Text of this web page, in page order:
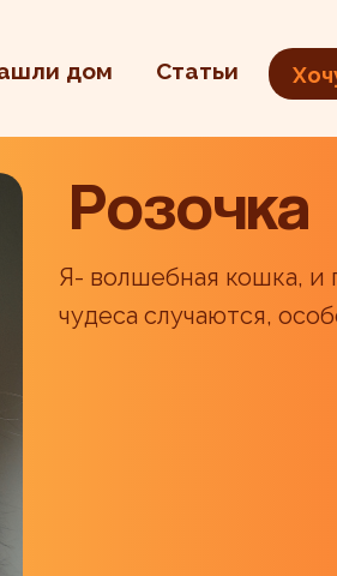
дом Статьи
Розочка
Я- волшебная кошка, и
чудеса случаются,